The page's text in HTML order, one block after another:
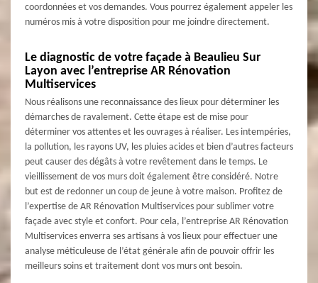
coordonnées et vos demandes. Vous pourrez également appeler les
numéros mis à votre disposition pour me joindre directement.
Le diagnostic de votre façade à Beaulieu Sur
Layon avec l’entreprise AR Rénovation
Multiservices
Nous réalisons une reconnaissance des lieux pour déterminer les
démarches de ravalement. Cette étape est de mise pour
déterminer vos attentes et les ouvrages à réaliser. Les intempéries,
la pollution, les rayons UV, les pluies acides et bien d’autres facteurs
peut causer des dégâts à votre revêtement dans le temps. Le
vieillissement de vos murs doit également être considéré. Notre
but est de redonner un coup de jeune à votre maison. Profitez de
l’expertise de AR Rénovation Multiservices pour sublimer votre
façade avec style et confort. Pour cela, l’entreprise AR Rénovation
Multiservices enverra ses artisans à vos lieux pour effectuer une
analyse méticuleuse de l’état générale afin de pouvoir offrir les
meilleurs soins et traitement dont vos murs ont besoin.